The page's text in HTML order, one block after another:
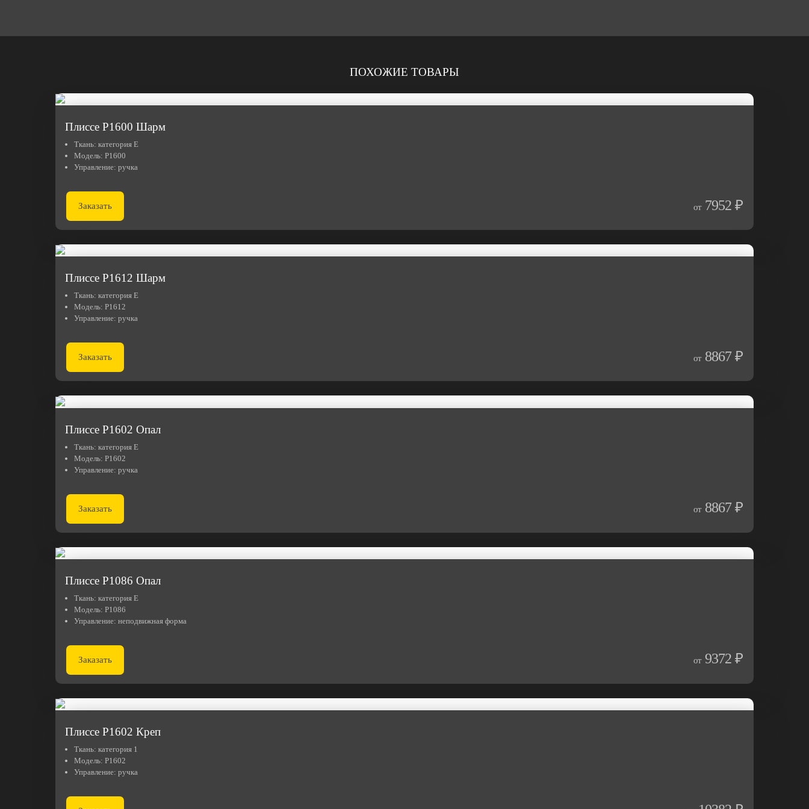
ПОХОЖИЕ ТОВАРЫ
Плиссе Р1600 Шарм
Ткань: категория E
Модель: Р1600
Управление: ручка
Заказать от7952 ₽
Плиссе Р1612 Шарм
Ткань: категория E
Модель: Р1612
Управление: ручка
Заказать от8867 ₽
Плиссе Р1602 Опал
Ткань: категория Е
Модель: Р1602
Управление: ручка
Заказать от8867 ₽
Плиссе Р1086 Опал
Ткань: категория E
Модель: Р1086
Управление: неподвижная форма
Заказать от9372 ₽
Плиссе Р1602 Креп
Ткань: категория 1
Модель: Р1602
Управление: ручка